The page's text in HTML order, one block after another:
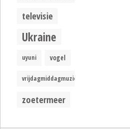
televisie
Ukraine
uyuni vogel
vrijdagmiddagmuziek
zoetermeer